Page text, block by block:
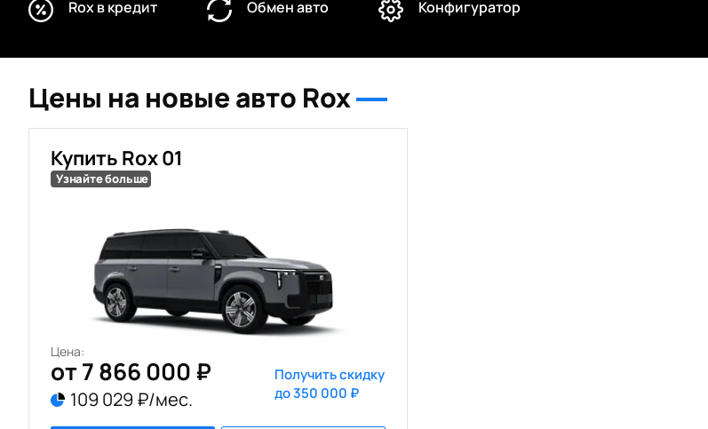
Rox в кредит Обмен авто Конфигуратор
Цены на новые авто Rox
Купить Rox 01
Узнайте больше
Цена:
от 7 866 000 ₽
109 029 ₽/мес.
Получить скидку
до 350 000 ₽